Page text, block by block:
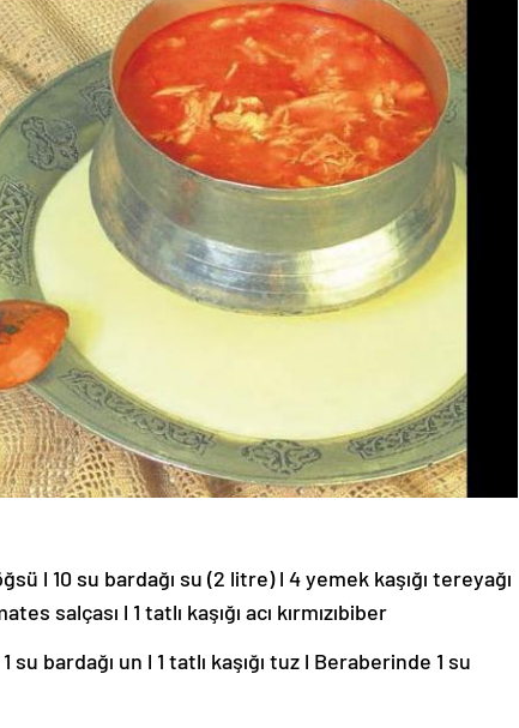
l 10 su bardağı su (2 litre) l 4 yemek kaşığı tereyağı
salçası l 1 tatlı kaşığı acı kırmızıbiber
su bardağı un l 1 tatlı kaşığı tuz l Beraberinde 1 su